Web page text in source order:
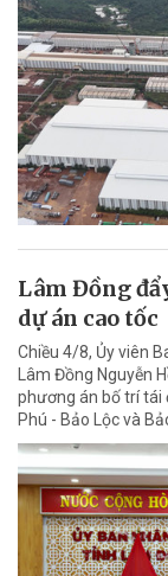
Lâm Đồng
dự án cao tốc
Chiều 4/8, Ủy viên
Lâm Đồng Nguyễn
phương án bố trí tái
Phú - Bảo Lộc và